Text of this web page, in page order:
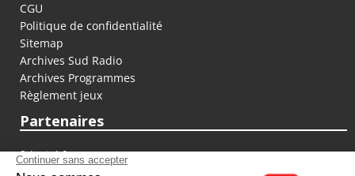
CGU
Politique de confidentialité
Sitemap
Archives Sud Radio
Archives Programmes
Règlement jeux
Partenaires
fiducial.fr